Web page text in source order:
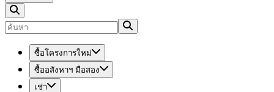
ซื้อโครงการใหม่
ซื้ออสังหาฯ มือสอง
เช่า